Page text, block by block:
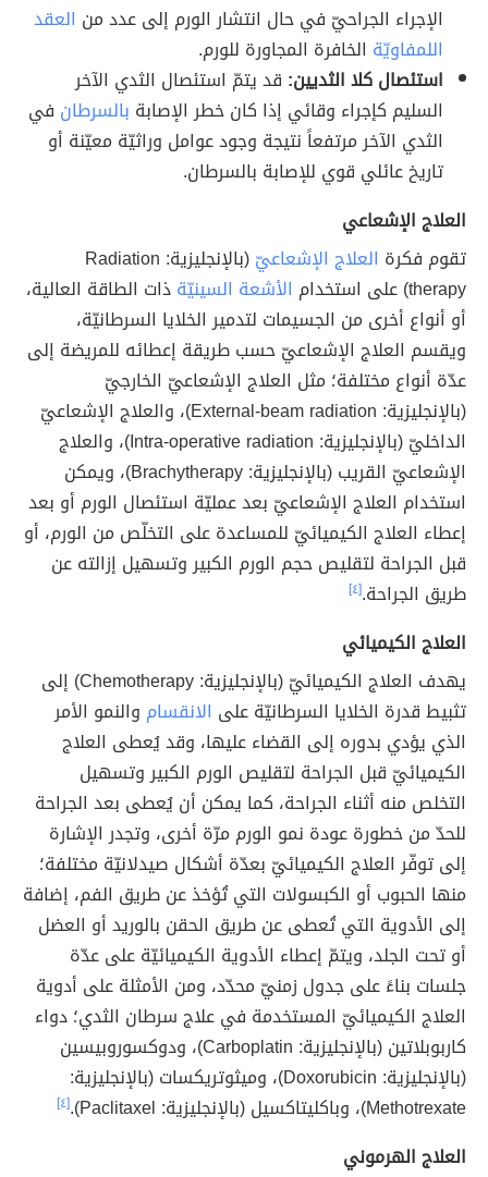
الإجراء الجراحيّ في حال انتشار الورم إلى عدد من العقد
اللمفاويّة الخافرة المجاورة للورم.
استئصال كلا الثديين: قد يتمّ استئصال الثدي الآخر
السليم كإجراء وقائي إذا كان خطر الإصابة بالسرطان في
الثدي الآخر مرتفعاً نتيجة وجود عوامل وراثيّة معيّنة أو
تاريخ عائلي قوي للإصابة بالسرطان.
العلاج الإشعاعي
تقوم فكرة العلاج الإشعاعيّ
(بالإنجليزية: Radiation
therapy) على استخدام
الأشعة السينيّةذات الطاقة العالية،
أو أنواع أخرى من الجسيمات لتدمير الخلايا السرطانيّة،
ويقسم العلاج الإشعاعيّ حسب طريقة إعطائه للمريضة إلى
عدّة أنواع مختلفة؛ مثل العلاج الإشعاعيّ الخارجيّ
(بالإنجليزية: External-beam radiation)، والعلاج الإشعاعيّ
الداخليّ (بالإنجليزية: Intra-operative radiation)، والعلاج
الإشعاعيّ القريب (بالإنجليزية: Brachytherapy)، ويمكن
استخدام العلاج الإشعاعيّ بعد عمليّة استئصال الورم أو بعد
إعطاء العلاج الكيميائيّ للمساعدة على التخلّص من الورم، أو
قبل الجراحة لتقليص حجم الورم الكبير وتسهيل إزالته عن
طريق الجراحة.[٤]
العلاج الكيميائي
يهدف العلاج الكيميائيّ (بالإنجليزية: Chemotherapy) إلى
تثبيط قدرة الخلايا السرطانيّة على الانقسام والنمو الأمر
الذي يؤدي بدوره إلى القضاء عليها، وقد يُعطى العلاج
الكيميائيّ قبل الجراحة لتقليص الورم الكبير وتسهيل
التخلص منه أثناء الجراحة، كما يمكن أن يُعطى بعد الجراحة
للحدّ من خطورة عودة نمو الورم مرّة أخرى، وتجدر الإشارة
إلى توفّر العلاج الكيميائيّ بعدّة أشكال صيدلانيّة مختلفة؛
منها الحبوب أو الكبسولات التي تُؤخذ عن طريق الفم، إضافة
إلى الأدوية التي تُعطى عن طريق الحقن بالوريد أو العضل
أو تحت الجلد، ويتمّ إعطاء الأدوية الكيميائيّة على عدّة
جلسات بناءً على جدول زمنيّ محدّد، ومن الأمثلة على أدوية
العلاج الكيميائيّ المستخدمة في علاج سرطان الثدي؛ دواء
كاربوبلاتين (بالإنجليزية: Carboplatin)، ودوكسوروبيسين
(بالإنجليزية: Doxorubicin)، وميثوتريكسات (بالإنجليزية:
Methotrexate)، وباكليتاكسيل (بالإنجليزية: Paclitaxel).
[٤]
العلاج الهرموني